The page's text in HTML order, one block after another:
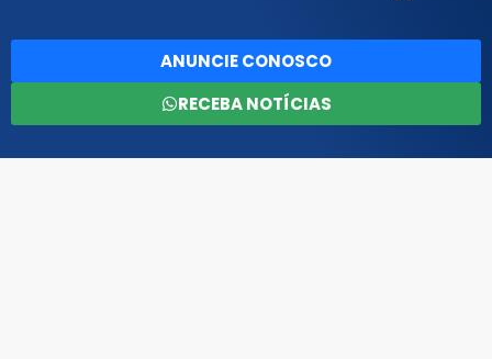
ANUNCIE CONOSCO
RECEBA NOTÍCIAS